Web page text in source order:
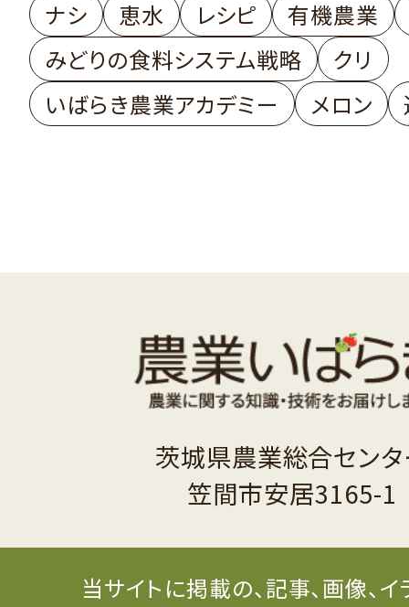
ナシ 恵水 レシピ
有機農業
みどりの食料システム戦略
クリ
いばらき農業アカデミー
メロン
茨城県農業総合セン
笠間市安居3165-1
当サイトに掲載の、記事、画像、